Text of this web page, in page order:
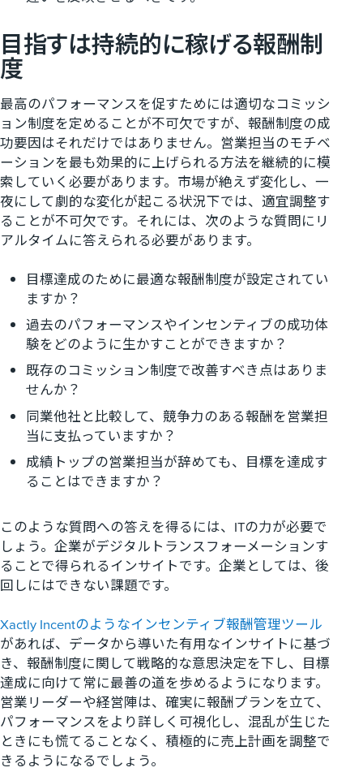
目指すは持続的に稼げる報酬制
度
最高のパフォーマンスを促すためには適切なコミッシ
ョン制度を定めることが不可欠ですが、報酬制度の成
功要因はそれだけではありません。営業担当のモチベ
ーションを最も効果的に上げられる方法を継続的に模
索していく必要があります。市場が絶えず変化し、一
夜にして劇的な変化が起こる状況下では、適宜調整す
ることが不可欠です。それには、次のような質問にリ
アルタイムに答えられる必要があります。
目標達成のために最適な報酬制度が設定されてい
ますか？
過去のパフォーマンスやインセンティブの成功体
験をどのように生かすことができますか？
既存のコミッション制度で改善すべき点はありま
せんか？
同業他社と比較して、競争力のある報酬を営業担
当に支払っていますか？
成績トップの営業担当が辞めても、目標を達成す
ることはできますか？
このような質問への答えを得るには、ITの力が必要で
しょう。企業がデジタルトランスフォーメーションす
ることで得られるインサイトです。企業としては、後
回しにはできない課題です。
Xactly Incentのようなインセンティブ報酬管理ツール
があれば、データから導いた有用なインサイトに基づ
き、報酬制度に関して戦略的な意思決定を下し、目標
達成に向けて常に最善の道を歩めるようになります。
営業リーダーや経営陣は、確実に報酬プランを立て、
パフォーマンスをより詳しく可視化し、混乱が生じた
ときにも慌てることなく、積極的に売上計画を調整で
きるようになるでしょう。